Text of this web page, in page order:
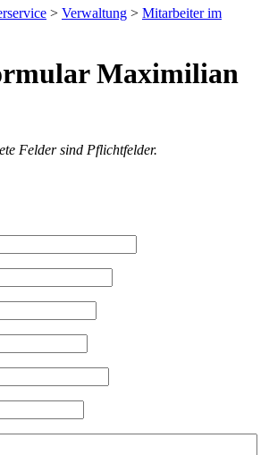
> Verwaltung > Mitarbeiter im
Maximilian
Felder sind Pflichtfelder.